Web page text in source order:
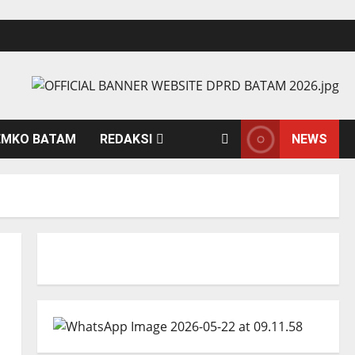
BATAM REDAKSI NEWS